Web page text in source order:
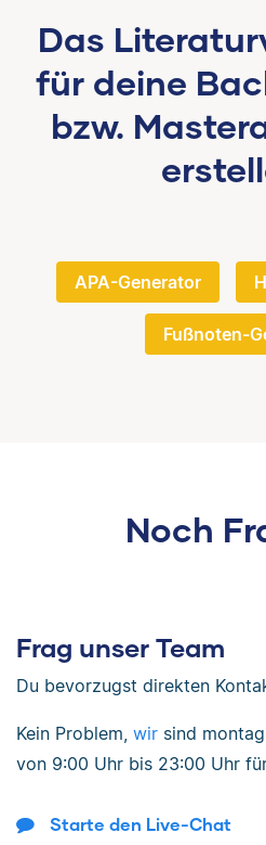
Das
für deine
bzw.
APA-Generator
Fußnoten-
Noch
Frag unser Team
Du bevorzugst direkten
Kein Problem, wir sind
von 9:00 Uhr bis 23:00 Uhr
Starte den Live-Chat